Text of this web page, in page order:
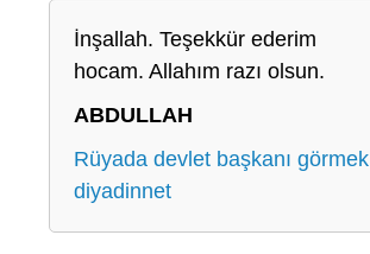
İnşallah. Teşekkür ederim
hocam. Allahım razı olsun.
ABDULLAH
Rüyada devlet başkanı görmek
diyadinnet